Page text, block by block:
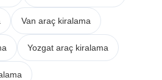
Van araç kiralama
Yozgat araç kiralama